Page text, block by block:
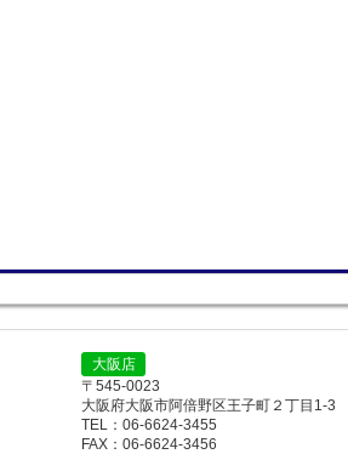
大阪店
〒545-0023
大阪府大阪市阿倍野区王子町２丁目1-3
TEL：06-6624-3455
FAX：06-6624-3456